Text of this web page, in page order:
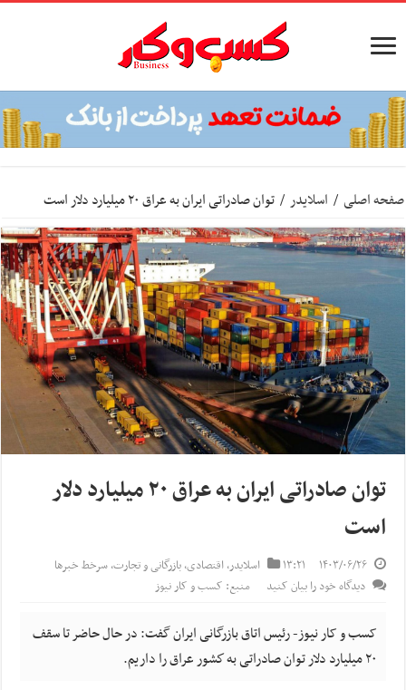
صفحه اصلی / اسلایدر / توان صادراتی ایران به عراق ۲۰ میلیارد دلار است
توان صادراتی ایران به عراق ۲۰ میلیارد دلار
است
۱۴۰۳/۰۶/۲۶ ۱۳:۲۱ اسلایدر,اقتصادی,بازرگانی و تجارت,سرخط خبرها
دیدگاه خود را بیان کنید
منبع: کسب و کار نیوز
کسب و کار نیوز- رئیس اتاق بازرگانی ایران گفت: در حال حاضر تا سقف
۲۰ میلیارد دلار توان صادراتی به كشور عراق را داریم.